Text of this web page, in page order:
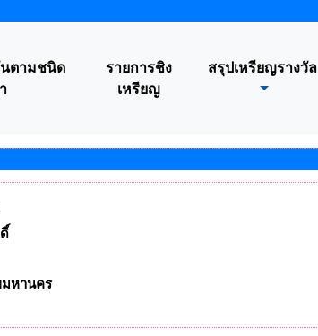
ตามชนิด
รายการชิง
เหรียญ
สรุปเหรียญรางวัล
มหานคร